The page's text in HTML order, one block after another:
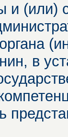
и (или)
в